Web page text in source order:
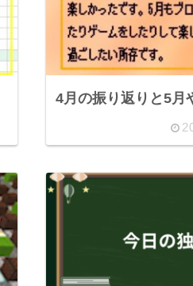
4月の振り返りと5月